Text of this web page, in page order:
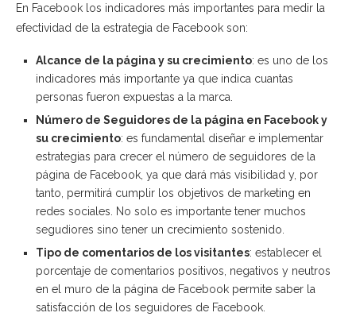
En Facebook los indicadores más importantes para medir la
efectividad de la estrategia de Facebook son:
Alcance de la página y su crecimiento: es uno de los
indicadores más importante ya que indica cuantas
personas fueron expuestas a la marca.
Número de Seguidores de la página en Facebook y
su crecimiento: es fundamental diseñar e implementar
estrategias para crecer el número de seguidores de la
página de Facebook, ya que dará más visibilidad y, por
tanto, permitirá cumplir los objetivos de marketing en
redes sociales. No solo es importante tener muchos
segudiores sino tener un crecimiento sostenido.
Tipo de comentarios de los visitantes: establecer el
porcentaje de comentarios positivos, negativos y neutros
en el muro de la página de Facebook permite saber la
satisfacción de los seguidores de Facebook.